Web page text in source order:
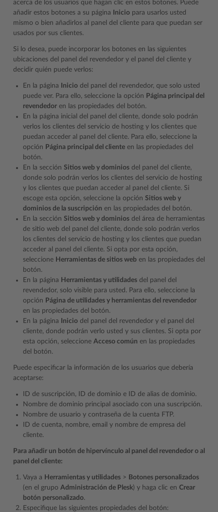
acerca de los usuarios que hagan clic en estos botones. Puede
añadir estos botones a su página
Inicio para usarlos usted
mismo o bien añadirlos al panel del cliente para que puedan ser
usados por sus clientes.
Si lo desea, puede incorporar los botones en las siguientes
ubicaciones del panel del revendedor y el panel del cliente y
decidir quién puede verlos:
En la página Inicio del panel del revendedor, que solo usted
puede ver. Para ello, seleccione la opción Página principal del
revendedor en las propiedades del botón.
En la página inicial del panel del cliente, donde solo podrán
verlos los clientes del servicio de hosting y los clientes que
puedan acceder al panel del cliente. Para ello, seleccione la
opción Página principal del cliente en las propiedades del
botón.
En la sección Sitios web y dominios del panel del cliente,
donde solo podrán verlos los clientes del servicio de hosting
y los clientes que puedan acceder al panel del cliente. Si
escoge esta opción, seleccione la opción Sitios web y
dominios de la suscripción en las propiedades del botón.
En la sección Sitios web y dominios del área de herramientas
de sitio web del panel del cliente, donde solo podrán verlos
los clientes del servicio de hosting y los clientes que puedan
acceder al panel del cliente. Si opta por esta opción,
seleccione Herramientas de sitios web en las propiedades del
botón.
En la página Herramientas y utilidades del panel del
revendedor, solo visible para usted. Para ello, seleccione la
opción Página de utilidades y herramientas del revendedor
en las propiedades del botón.
En la página
Inicio del panel del revendedor y el panel del
cliente, donde podrán verlo usted y sus clientes. Si opta por
esta opción, seleccione Acceso común en las propiedades
del botón.
Puede especificar la información de los usuarios que debería
aceptarse:
ID de suscripción, ID de dominio e ID de alias de dominio.
Nombre de dominio principal asociado con una suscripción.
Nombre de usuario y contraseña de la cuenta FTP.
ID de cuenta, nombre, email y nombre de empresa del
cliente.
Para añadir un botón de hipervínculo al panel del revendedor o al
panel del cliente:
Vaya a Herramientas y utilidades > Botones personalizados
(en el grupo Administración de Plesk) y haga clic en Crear
botón personalizado.
Especifique las siguientes propiedades del botón: